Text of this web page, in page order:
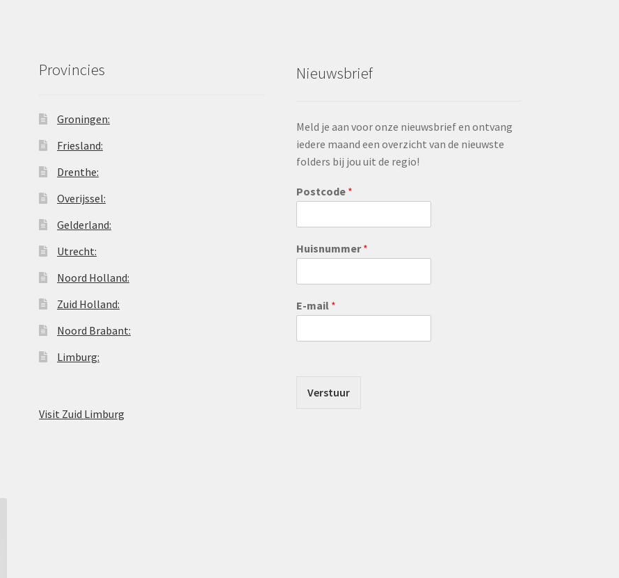
Provincies
Groningen:
Friesland:
Drenthe:
Overijssel:
Gelderland:
Utrecht:
Noord Holland:
Zuid Holland:
Noord Brabant:
Limburg:
Visit Zuid Limburg
Nieuwsbrief
Meld je aan voor onze nieuwsbrief en ontvang
iedere maand een overzicht van de nieuwste
folders bij jou uit de regio!
Postcode *
Huisnummer*
E-mail *
Verstuur